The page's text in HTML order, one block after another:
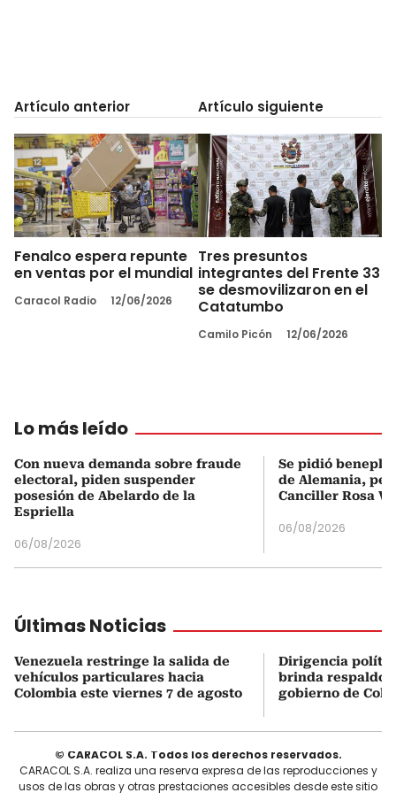
Artículo anterior
Fenalco espera repunte
en ventas por el mundial
Caracol Radio 12/06/2026
Artículo siguiente
Tres presuntos
integrantes del Frente 33
se desmovilizaron en el
Catatumbo
Camilo Picón 12/06/2026
Lo más leído
Con nueva demanda sobre fraude
electoral, piden suspender
posesión de Abelardo de la
Espriella
06/08/2026
Se pidió
de Alemania,
Canciller Rosa
06/08/2026
Últimas Noticias
Venezuela restringe la salida de
vehículos particulares hacia
Colombia este viernes 7 de agosto
Dirigencia
brinda respaldo
gobierno de
© CARACOL S.A. Todos los derechos reservados.
CARACOL S.A. realiza una reserva expresa de las reproducciones y
usos de las obras y otras prestaciones accesibles desde este sitio